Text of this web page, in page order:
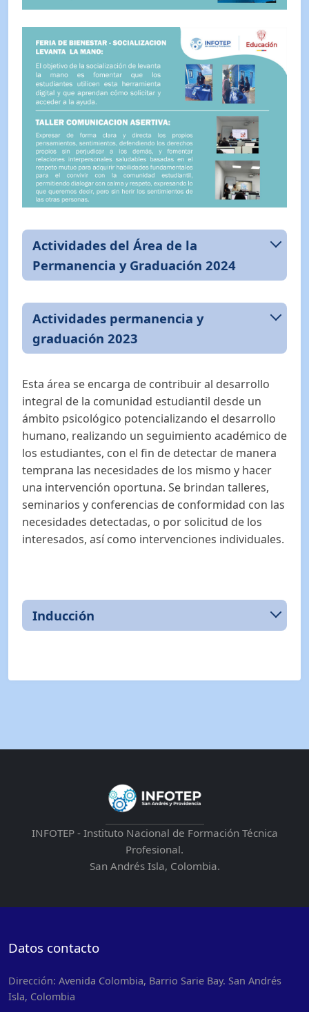
Actividades del Área de la
Permanencia y Graduación 2024
Actividades permanencia y
graduación 2023
Esta área se encarga de contribuir al desarrollo
integral de la comunidad estudiantil desde un
ámbito psicológico potencializando el desarrollo
humano, realizando un seguimiento académico de
los estudiantes, con el fin de detectar de manera
temprana las necesidades de los mismo y hacer
una intervención oportuna. Se brindan talleres,
seminarios y conferencias de conformidad con las
necesidades detectadas, o por solicitud de los
interesados, así como intervenciones individuales.
Inducción
INFOTEP - Instituto Nacional de Formación Técnica
Profesional.
San Andrés Isla, Colombia.
Datos contacto
Dirección: Avenida Colombia, Barrio Sarie Bay. San Andrés
Isla, Colombia